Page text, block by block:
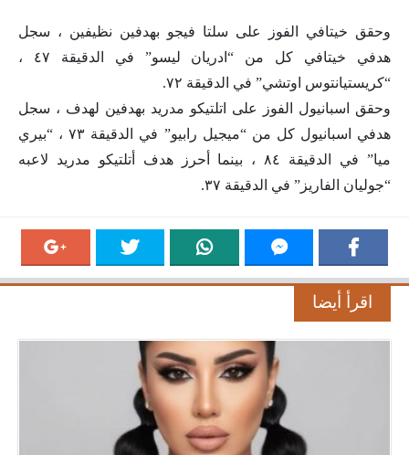
وحقق خيتافي الفوز على سلتا فيجو بهدفين نظيفين ، سجل
هدفي خيتافي كل من “ادريان ليسو” في الدقيقة ٤٧ ،
“كريستيانتوس اوتشي” في الدقيقة ٧٢.
وحقق اسبانيول الفوز على اتلتيكو مدريد بهدفين لهدف ، سجل
هدفي اسبانيول كل من “ميجيل رابيو” في الدقيقة ٧٣ ، “بيري
ميا” في الدقيقة ٨٤ ، بينما أحرز هدف أتلتيكو مدريد لاعبه
“جوليان الفاريز” في الدقيقة ٣٧.
اقرأ أيضا